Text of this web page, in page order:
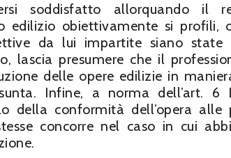
soddisfatto allorquando il
edilizio obiettivamente si profili,
da lui impartite siano state
lascia presumere che il
delle opere edilizie in
Infine, a norma dell’art. 6
della conformità dell’opera alle
concorre nel caso in cui